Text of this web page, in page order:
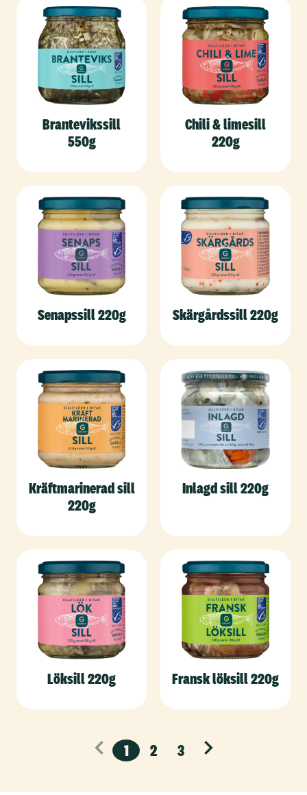
Brantevikssill
550g
Chili & limesill
220g
Senapssill 220g Skärgårdssill 220g
Kräftmarinerad sill
220g
Inlagd sill 220g
Löksill 220g Fransk löksill 220g
1 2 3 Nästa